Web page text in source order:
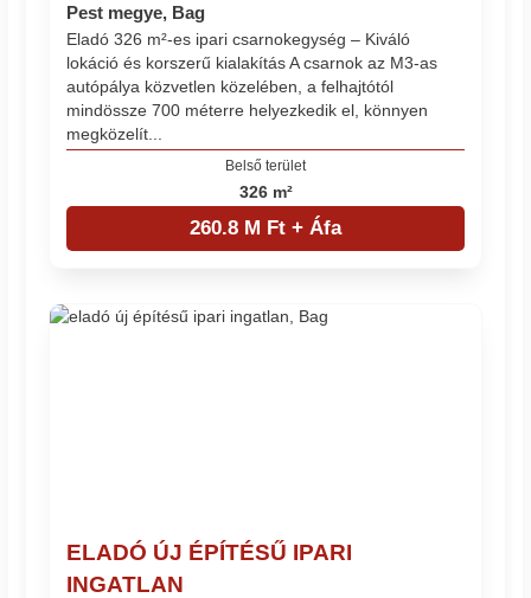
Pest megye, Bag
Eladó 326 m²-es ipari csarnokegység – Kiváló
lokáció és korszerű kialakítás A csarnok az M3-as
autópálya közvetlen közelében, a felhajtótól
mindössze 700 méterre helyezkedik el, könnyen
megközelít...
Belső terület
326 m²
260.8 M Ft + Áfa
ELADÓ ÚJ ÉPÍTÉSŰ IPARI
INGATLAN